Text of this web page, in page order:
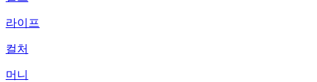
라이프
컬처
머니